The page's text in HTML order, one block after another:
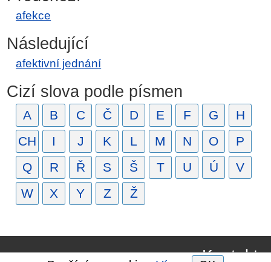
afekce
Následující
afektivní jednání
Cizí slova podle písmen
A B C Č D E F G
H
CH
I J K L M N O
P
Q
R Ř S Š T U Ú
V
W
X Y Z Ž
Kontakt